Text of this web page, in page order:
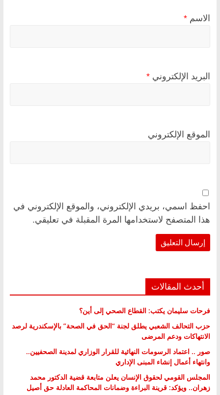
الاسم *
البريد الإلكتروني *
الموقع الإلكتروني
احفظ اسمي، بريدي الإلكتروني، والموقع الإلكتروني في
هذا المتصفح لاستخدامها المرة المقبلة في تعليقي.
أحدث المقالات
فرحات سليمان يكتب: القطاع الصحي إلى أين؟
حزب التحالف الشعبي يطلق لجنة “الحق في الصحة” بالإسكندرية لرصد
الانتهاكات ودعم المرضى
صور .. اعتماد الرسومات النهائية للقرار الوزاري لمدينة الصحفيين..
وانتهاء أعمال إنشاء المبنى الإداري
المجلس القومي لحقوق الإنسان يعلن متابعة قضية الدكتور محمد
زهران.. ويؤكد: قرينة البراءة وضمانات المحاكمة العادلة حق أصيل